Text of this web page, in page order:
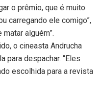
o prêmio, que é muito
carregando ele comigo”,
alguém”.
o cineasta Andrucha
para despachar. “Eles
escolhida para a revista